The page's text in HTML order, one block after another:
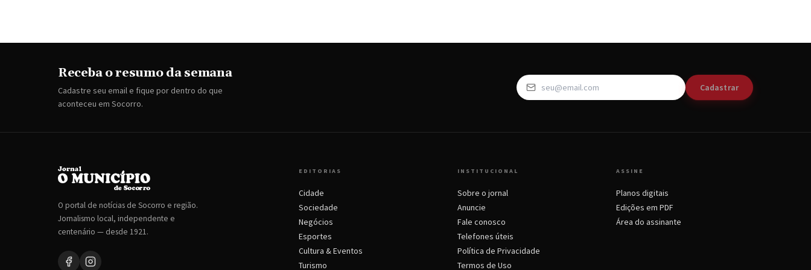
Receba o resumo da semana
Cadastre seu email e fique por dentro do que
aconteceu em Socorro.
Cadastrar
O portal de notícias de Socorro e região.
Jornalismo local, independente e
centenário — desde 1921.
EDITORIAS
Cidade
Sociedade
Negócios
Esportes
Cultura & Eventos
Turismo
INSTITUCIONAL
Sobre o jornal
Anuncie
Fale conosco
Telefones úteis
Política de Privacidade
Termos de Uso
ASSINE
Planos digitais
Edições em PDF
Área do assinante